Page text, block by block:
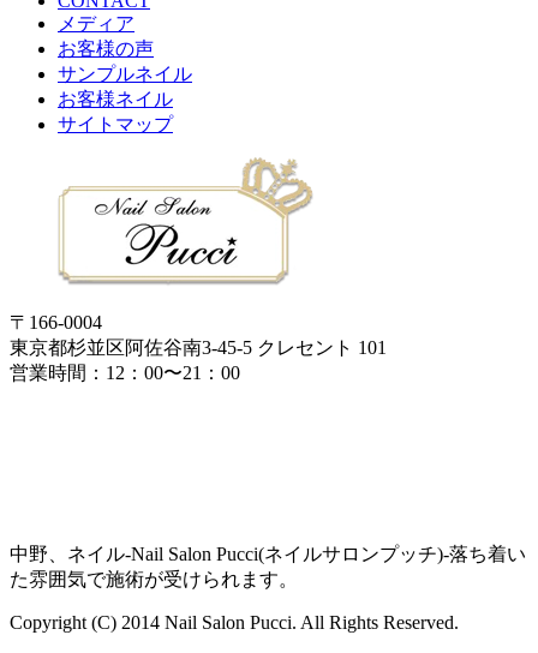
メディア
お客様の声
サンプルネイル
お客様ネイル
サイトマップ
〒166-0004
東京都杉並区阿佐谷南3-45-5 クレセント 101
営業時間：12：00〜21：00
中野、ネイル-Nail Salon Pucci(ネイルサロンプッチ)-落ち着い
た雰囲気で施術が受けられます。
Copyright (C) 2014 Nail Salon Pucci. All Rights Reserved.